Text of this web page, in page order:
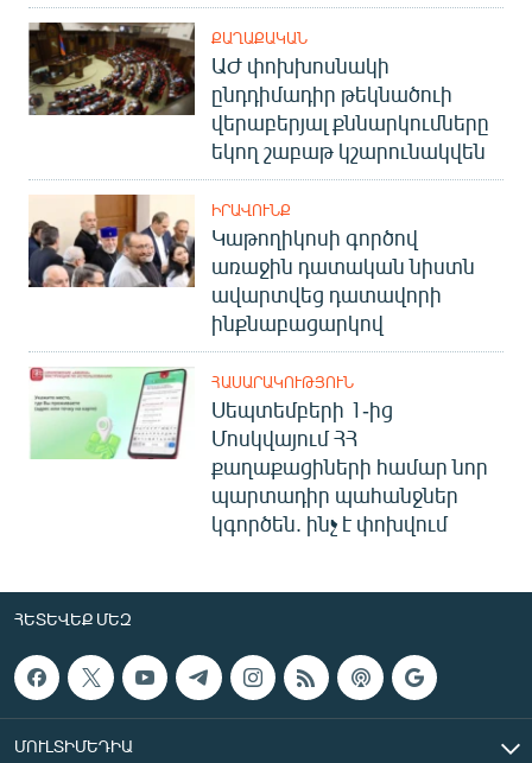
ՔԱՂԱՔԱԿԱՆ
ԱԺ փոխխոսնակի
ընդդիմադիր թեկնածուի
վերաբերյալ քննարկումները
եկող շաբաթ կշարունակվեն
ԻՐԱՎՈՒՆՔ
Կաթողիկոսի գործով
առաջին դատական նիստն
ավարտվեց դատավորի
ինքնաբացարկով
ՀԱՍԱՐԱԿՈՒԹՅՈՒՆ
Սեպտեմբերի 1-ից
Մոսկվայում ՀՀ
քաղաքացիների համար նոր
պարտադիր պահանջներ
կգործեն. ինչ է փոխվում
ՀԵՏԵՎԵՔ ՄԵԶ
ՄՈՒԼՏԻՄԵԴԻԱ